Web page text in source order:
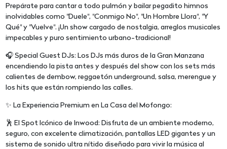
Prepárate para cantar a todo pulmón y bailar pegadito himnos
inolvidables como "Duele", "Conmigo No", "Un Hombre Llora", "Y
Qué" y "Vuelve". ¡Un show cargado de nostalgia, arreglos musicales
impecables y puro sentimiento urbano-tradicional!
🎧 Special Guest DJs: Los DJs más duros de la Gran Manzana
encendiendo la pista antes y después del show con los sets más
calientes de dembow, reggaetón underground, salsa, merengue y
los hits que están rompiendo las calles.
✨ La Experiencia Premium en La Casa del Mofongo:
🕺 El Spot Icónico de Inwood: Disfruta de un ambiente moderno,
seguro, con excelente climatización, pantallas LED gigantes y un
sistema de sonido ultra nítido diseñado para vivir la música al